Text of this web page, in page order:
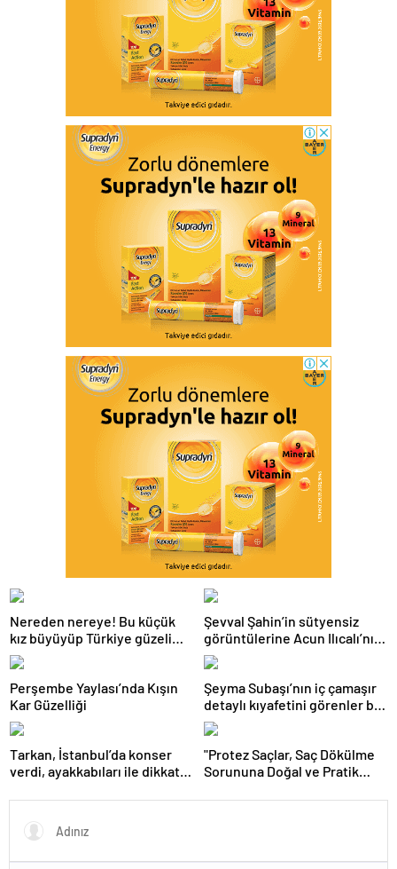
Nereden nereye! Bu küçük
kız büyüyüp Türkiye güzeli
oldu
Şevval Şahin’in sütyensiz
görüntülerine Acun Ilıcalı’nın
kanalında sansür
Perşembe Yaylası’nda Kışın
Kar Güzelliği
Şeyma Subaşı’nın iç çamaşır
detaylı kıyafetini görenler bir
daha baktı
Tarkan, İstanbul’da konser
verdi, ayakkabıları ile dikkat
"Protez Saçlar, Saç Dökülme
Sorununa Doğal ve Pratik